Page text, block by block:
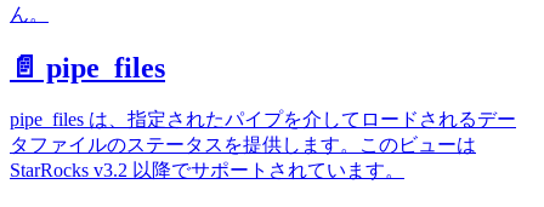
ん。
📄️ pipe_files
pipe_files は、指定されたパイプを介してロードされるデー
タファイルのステータスを提供します。このビューは
StarRocks v3.2 以降でサポートされています。